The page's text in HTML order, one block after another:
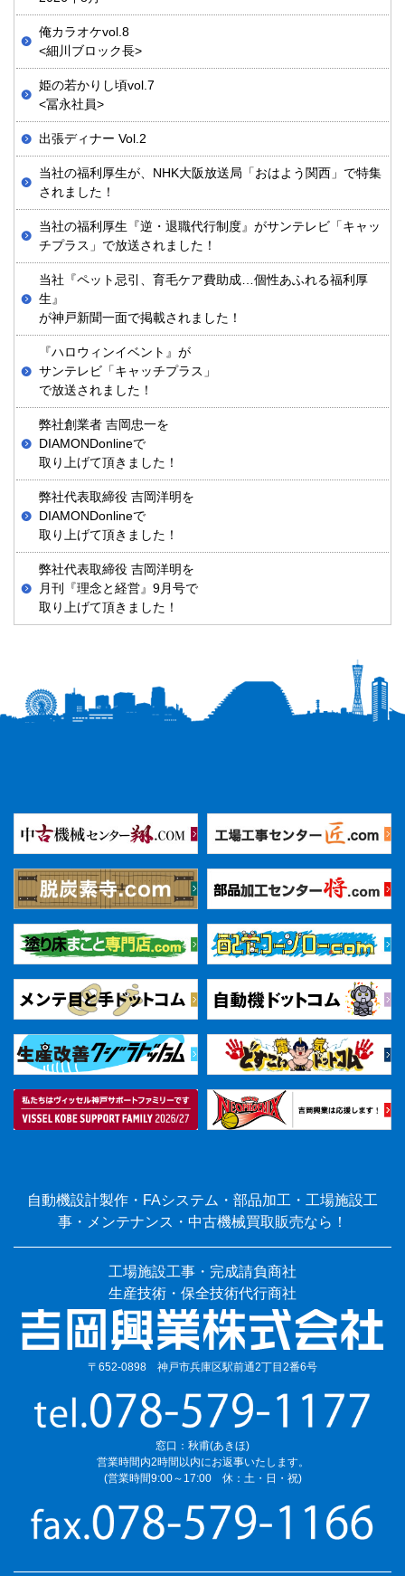
俺カラオケvol.8
<細川ブロック長>
姫の若かりし頃vol.7
<冨永社員>
出張ディナー Vol.2
当社の福利厚生が、NHK大阪放送局「おはよう関西」で特集
されました！
当社の福利厚生『逆・退職代行制度』がサンテレビ「キャッ
チプラス」で放送されました！
当社『ペット忌引、育毛ケア費助成…個性あふれる福利厚
生』
が神戸新聞一面で掲載されました！
『ハロウィンイベント』が
サンテレビ「キャッチプラス」
で放送されました！
弊社創業者 吉岡忠一を
DIAMONDonlineで
取り上げて頂きました！
弊社代表取締役 吉岡洋明を
DIAMONDonlineで
取り上げて頂きました！
弊社代表取締役 吉岡洋明を
月刊『理念と経営』9月号で
取り上げて頂きました！
自動機設計製作・FAシステム・部品加工・工場施設工
事・メンテナンス・中古機械買取販売なら！
工場施設工事・完成請負商社
生産技術・保全技術代行商社
〒652-0898 神戸市兵庫区駅前通2丁目2番6号
窓口：秋甫(あきほ)
営業時間内2時間以内にお返事いたします。
(営業時間9:00～17:00 休：土・日・祝)